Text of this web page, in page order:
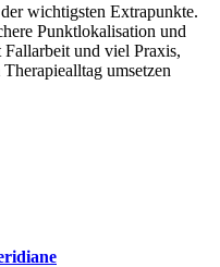
wichtigsten Extrapunkte.
Punktlokalisation und
und viel Praxis,
umsetzen